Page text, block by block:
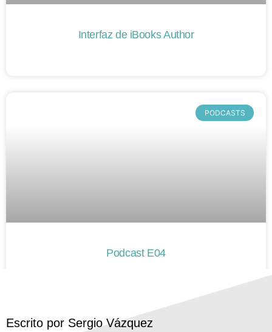
Interfaz de iBooks Author
PODCASTS
Podcast E04
Escrito por Sergio Vázquez